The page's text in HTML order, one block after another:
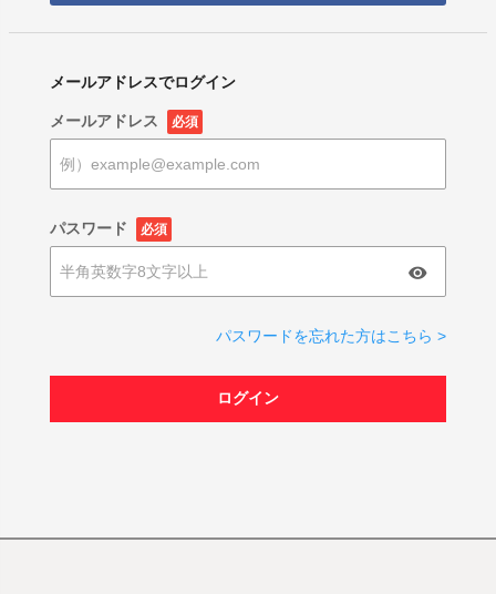
メールアドレスでログイン
メールアドレス 必須
パスワード 必須
パスワードを忘れた方はこちら >
ログイン